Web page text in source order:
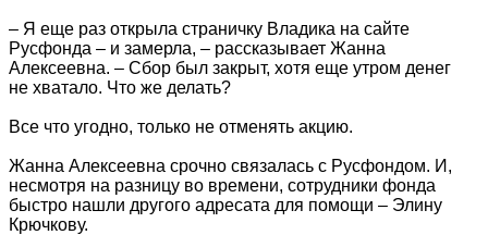
– Я еще раз открыла страничку Владика на сайте
Русфонда – и замерла, – рассказывает Жанна
Алексеевна. – Сбор был закрыт, хотя еще утром денег
не хватало. Что же делать?
Все что угодно, только не отменять акцию.
Жанна Алексеевна срочно связалась с Русфондом. И,
несмотря на разницу во времени, сотрудники фонда
быстро нашли другого адресата для помощи – Элину
Крючкову.